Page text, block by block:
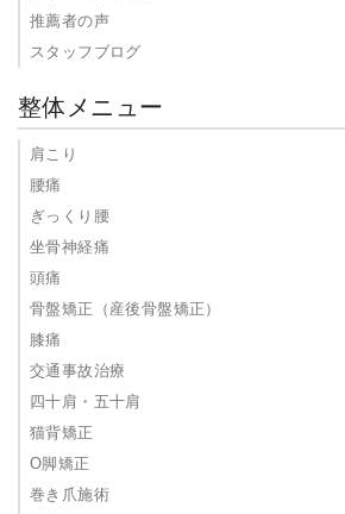
推薦者の声
スタッフブログ
整体メニュー
肩こり
腰痛
ぎっくり腰
坐骨神経痛
頭痛
骨盤矯正（産後骨盤矯正）
膝痛
交通事故治療
四十肩・五十肩
猫背矯正
O脚矯正
巻き爪施術